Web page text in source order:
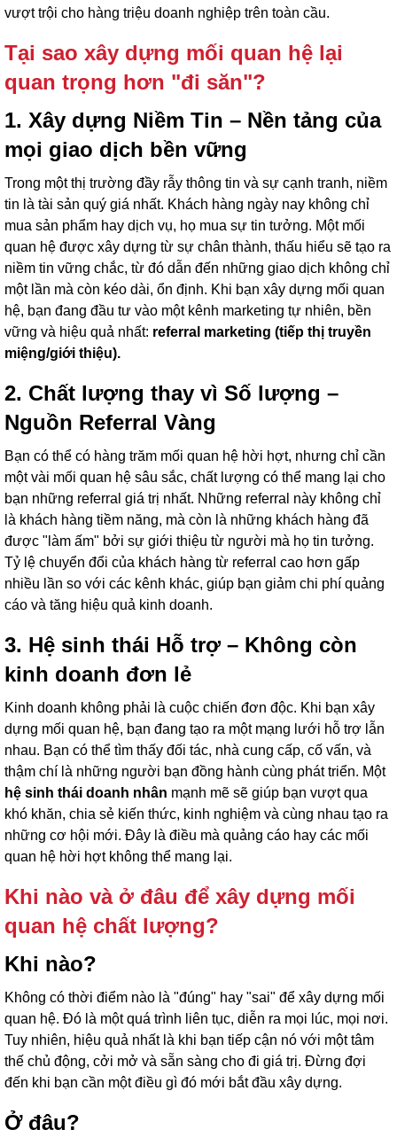
vượt trội cho hàng triệu doanh nghiệp trên toàn cầu.
Tại sao xây dựng mối quan hệ lại
quan trọng hơn "đi săn"?
1. Xây dựng Niềm Tin – Nền tảng của
mọi giao dịch bền vững
Trong một thị trường đầy rẫy thông tin và sự cạnh tranh, niềm
tin là tài sản quý giá nhất. Khách hàng ngày nay không chỉ
mua sản phẩm hay dịch vụ, họ mua sự tin tưởng. Một mối
quan hệ được xây dựng từ sự chân thành, thấu hiểu sẽ tạo ra
niềm tin vững chắc, từ đó dẫn đến những giao dịch không chỉ
một lần mà còn kéo dài, ổn định. Khi bạn xây dựng mối quan
hệ, bạn đang đầu tư vào một kênh marketing tự nhiên, bền
vững và hiệu quả nhất: referral marketing (tiếp thị truyền
miệng/giới thiệu).
2. Chất lượng thay vì Số lượng –
Nguồn Referral Vàng
Bạn có thể có hàng trăm mối quan hệ hời hợt, nhưng chỉ cần
một vài mối quan hệ sâu sắc, chất lượng có thể mang lại cho
bạn những referral giá trị nhất. Những referral này không chỉ
là khách hàng tiềm năng, mà còn là những khách hàng đã
được "làm ấm" bởi sự giới thiệu từ người mà họ tin tưởng.
Tỷ lệ chuyển đổi của khách hàng từ referral cao hơn gấp
nhiều lần so với các kênh khác, giúp bạn giảm chi phí quảng
cáo và tăng hiệu quả kinh doanh.
3. Hệ sinh thái Hỗ trợ – Không còn
kinh doanh đơn lẻ
Kinh doanh không phải là cuộc chiến đơn độc. Khi bạn xây
dựng mối quan hệ, bạn đang tạo ra một mạng lưới hỗ trợ lẫn
nhau. Bạn có thể tìm thấy đối tác, nhà cung cấp, cố vấn, và
thậm chí là những người bạn đồng hành cùng phát triển. Một
hệ sinh thái doanh nhân mạnh mẽ sẽ giúp bạn vượt qua
khó khăn, chia sẻ kiến thức, kinh nghiệm và cùng nhau tạo ra
những cơ hội mới. Đây là điều mà quảng cáo hay các mối
quan hệ hời hợt không thể mang lại.
Khi nào và ở đâu để xây dựng mối
quan hệ chất lượng?
Khi nào?
Không có thời điểm nào là "đúng" hay "sai" để xây dựng mối
quan hệ. Đó là một quá trình liên tục, diễn ra mọi lúc, mọi nơi.
Tuy nhiên, hiệu quả nhất là khi bạn tiếp cận nó với một tâm
thế chủ động, cởi mở và sẵn sàng cho đi giá trị. Đừng đợi
đến khi bạn cần một điều gì đó mới bắt đầu xây dựng.
Ở đâu?